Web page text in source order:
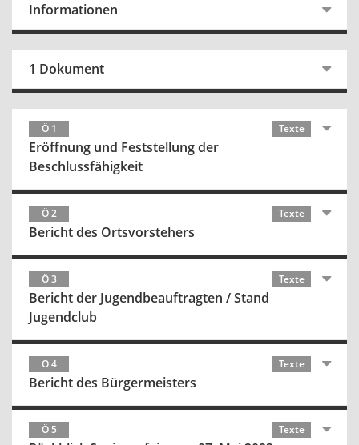
Informationen
1 Dokument
Ö 1 Texte
Eröffnung und Feststellung der
Beschlussfähigkeit
Ö 2 Texte
Bericht des Ortsvorstehers
Ö 3 Texte
Bericht der Jugendbeauftragten / Stand
Jugendclub
Ö 4 Texte
Bericht des Bürgermeisters
Ö 5 Texte